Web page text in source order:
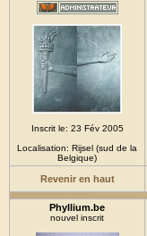
Inscrit le: 23 Fév 2005
Localisation: Rijsel (sud de la
Belgique)
Revenir en haut
Phyllium.be
nouvel inscrit